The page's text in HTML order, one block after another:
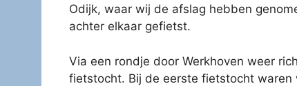
Odijk, waar wij de afslag hebben
achter elkaar gefietst.
Via een rondje door Werkhoven weer
fietstocht. Bij de eerste fietstocht waren